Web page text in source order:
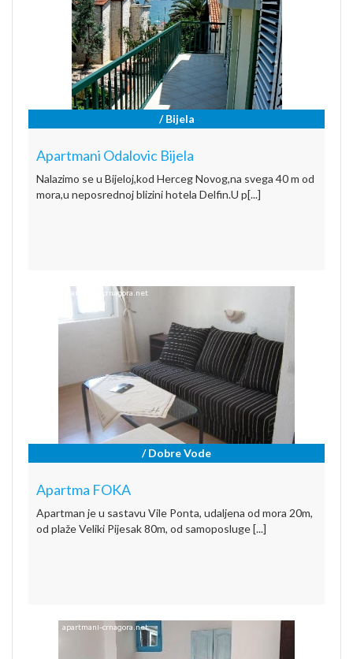
/ Bijela
Apartmani Odalovic Bijela
Nalazimo se u Bijeloj,kod Herceg Novog,na svega 40 m od
mora,u neposrednoj blizini hotela Delfin.U p[...]
/ Dobre Vode
Apartma FOKA
Apartman je u sastavu Vile Ponta, udaljena od mora 20m,
od plaže Veliki Pijesak 80m, od samoposluge [...]